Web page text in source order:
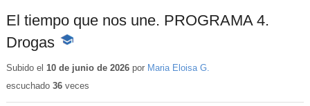
El tiempo que nos une. PROGRAMA 4.
Drogas -
educativo
Subido el 10 de junio de 2026por Maria Eloisa G.
escuchado 36veces